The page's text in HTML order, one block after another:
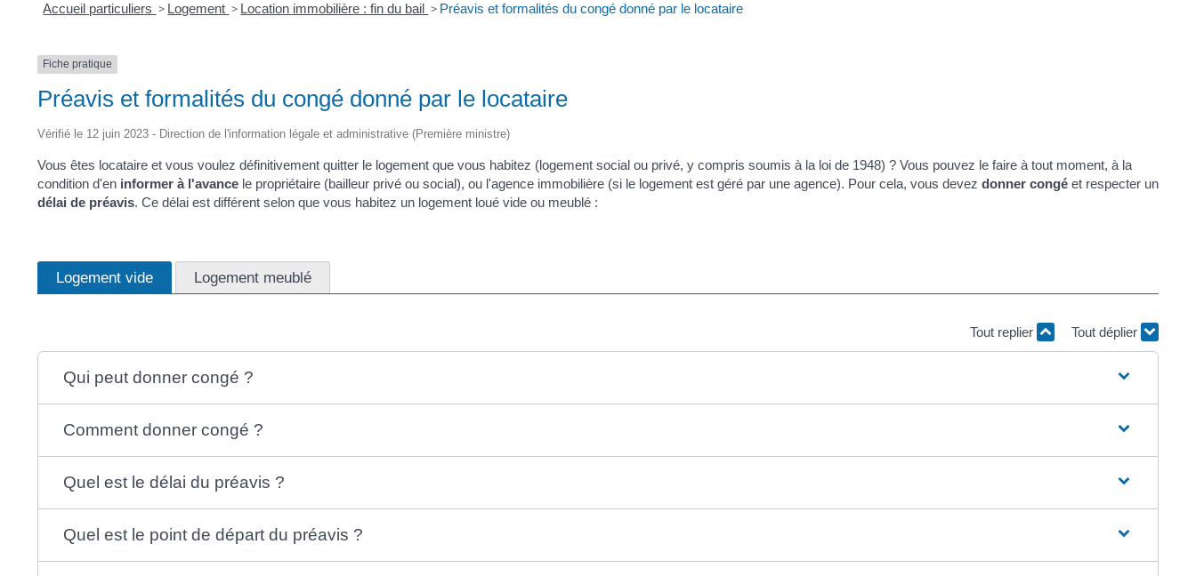
Accueil particuliers > Logement > Location immobilière : fin du bail > Préavis et formalités du congé donné par le locataire
Fiche pratique
Préavis et formalités du congé donné par le locataire
Vérifié le 12 juin 2023 - Direction de l'information légale et administrative (Première ministre)
Vous êtes locataire et vous voulez définitivement quitter le logement que vous habitez (logement social ou privé, y compris soumis à la loi de 1948) ? Vous pouvez le faire à tout moment, à la
condition d'en informer à l'avancele propriétaire (bailleur privé ou social), ou l'agence immobilière (si le logement est géré par une agence). Pour cela, vous devez donner congéet respecter un
délai de préavis. Ce délai est différent selon que vous habitez un logement loué vide ou meublé :
Logement vide Logement meublé
Tout replier Tout déplier
Qui peut donner congé ?
Comment donner congé ?
Quel est le délai du préavis ?
Quel est le point de départ du préavis ?